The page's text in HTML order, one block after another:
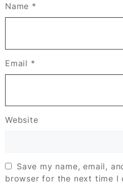
Name *
Email *
Website
Save my name, email,
browser for the next time I